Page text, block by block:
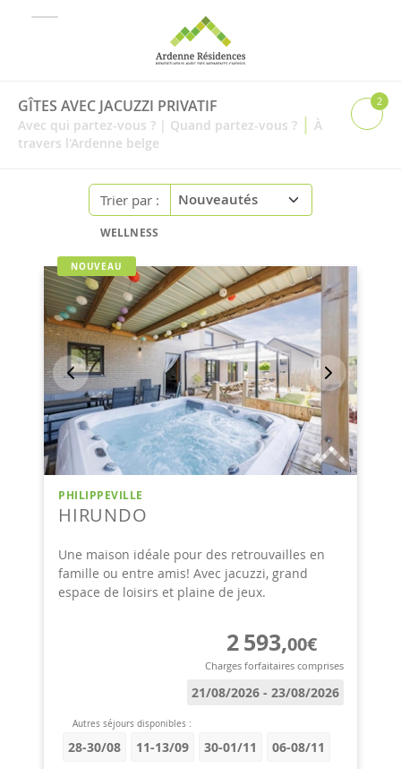
GÎTES AVEC JACUZZI PRIVATIF
Avec qui partez-vous ? | Quand partez-vous ? | À
travers l'Ardenne belge
2
Trier par :
WELLNESS